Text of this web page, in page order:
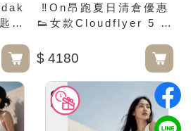
圈
‼️On昂跑夏日清倉優惠
👟女款Cloudflyer 5 穩
$ 4180